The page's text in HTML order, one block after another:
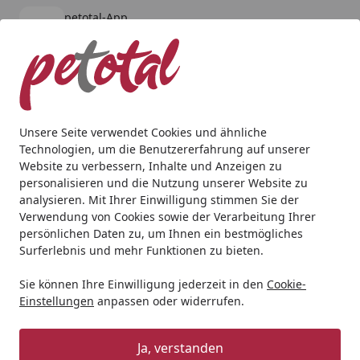
Unsere Seite verwendet Cookies und ähnliche
Technologien, um die Benutzererfahrung auf unserer
Website zu verbessern, Inhalte und Anzeigen zu
personalisieren und die Nutzung unserer Website zu
analysieren. Mit Ihrer Einwilligung stimmen Sie der
Verwendung von Cookies sowie der Verarbeitung Ihrer
persönlichen Daten zu, um Ihnen ein bestmögliches
Surferlebnis und mehr Funktionen zu bieten.
Sie können Ihre Einwilligung jederzeit in den Cookie-
Einstellungen anpassen oder widerrufen.
Ja, verstanden
petotal-App
kostenlos - Im App Store
Alle Produkte
Mein Konto
Suchen
Startseite
Aquaristik Aquarienpflege Wasseraufbereitung
JBL Nano-Catappa
BALD VERGRIFFEN